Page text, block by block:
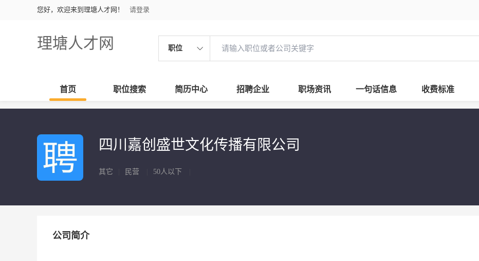
您好，欢迎来到理塘人才网！ 请登录
理塘人才网 职位
首页 职位搜索 简历中心 招聘企业 职场资讯 一句话信息 收费标准
四川嘉创盛世文化传播有限公司
其它 民营 50人以下
公司简介